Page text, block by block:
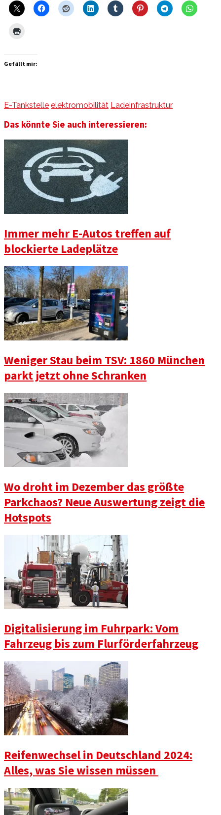
Gefällt mir:
E-Tankstelle elektromobilität Ladeinfrastruktur
Das könnte Sie auch interessieren:
Immer mehr E-Autos treffen auf
blockierte Ladeplätze
Weniger Stau beim TSV: 1860 München
parkt jetzt ohne Schranken
Wo droht im Dezember das größte
Parkchaos? Neue Auswertung zeigt die
Hotspots
Digitalisierung im Fuhrpark: Vom
Fahrzeug bis zum Flurförderfahrzeug
Reifenwechsel in Deutschland 2024:
Alles, was Sie wissen müssen